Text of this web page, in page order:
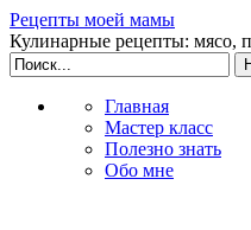
Рецепты моей мамы
Кулинарные рецепты: мясо,
Главная
Мастер класс
Полезно знать
Обо мне